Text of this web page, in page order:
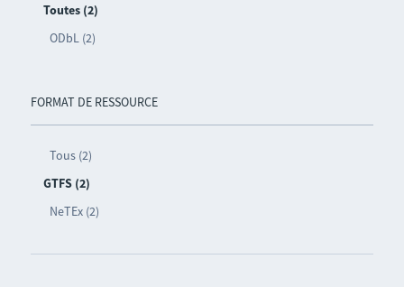
Toutes (2)
ODbL (2)
FORMAT DE RESSOURCE
Tous (2)
GTFS (2)
NeTEx (2)